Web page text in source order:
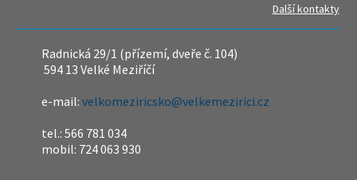
Další kontakty
Radnická 29/1 (přízemí, dveře č. 104)
594 13 Velké Meziříčí
e-mail:velkomeziricsko@velkemezirici.cz
tel.: 566 781 034
mobil: 724 063 930